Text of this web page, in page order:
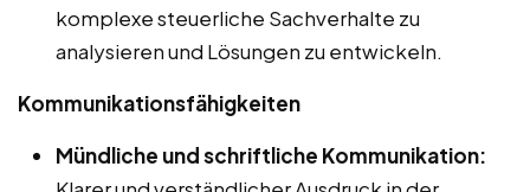
komplexe steuerliche Sachverhalte zu
analysieren und Lösungen zu entwickeln.
Kommunikationsfähigkeiten
Mündliche und schriftliche Kommunikation: